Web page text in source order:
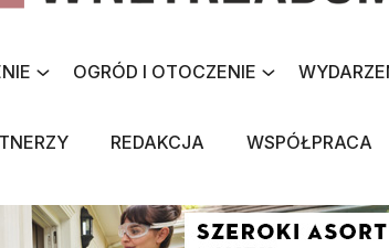
OGRÓD I OTOCZENIE
REDAKCJA WSPÓŁPRACA